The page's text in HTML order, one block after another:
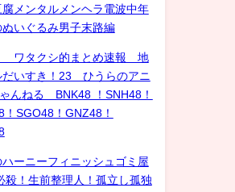
メンタルメンヘラ電波中年
いぐるみ男子末路編
ワタクシ的まとめ速報 地
だいすき！23 ひうらのアニ
んねる BNK48 ！SNH48！
SGO48！GNZ48！
ハーニーフィニッシュゴミ屋
殺！生前整理人！孤立し孤独